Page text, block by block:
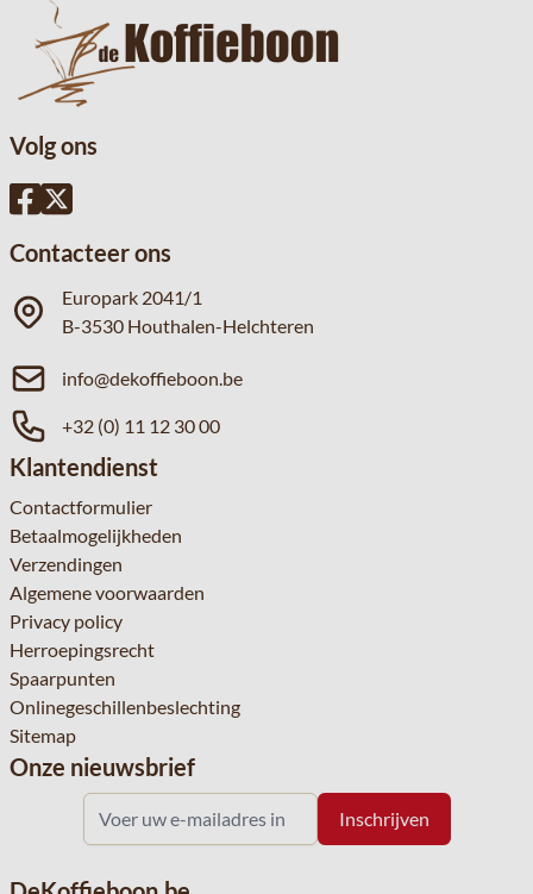
Volg ons
Contacteer ons
Europark 2041/1
B-3530 Houthalen-Helchteren
info@dekoffieboon.be
+32 (0) 11 12 30 00
Klantendienst
Contactformulier
Betaalmogelijkheden
Verzendingen
Algemene voorwaarden
Privacy policy
Herroepingsrecht
Spaarpunten
Onlinegeschillenbeslechting
Sitemap
Onze nieuwsbrief